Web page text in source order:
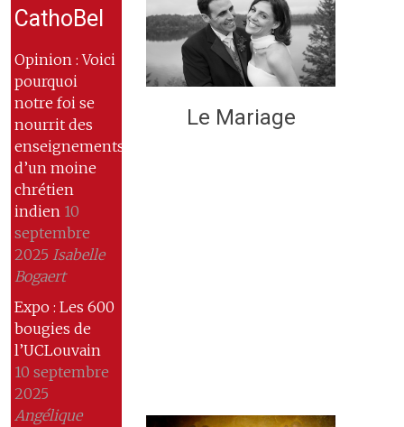
CathoBel
Opinion : Voici
pourquoi
notre foi se
nourrit des
enseignements
d’un moine
chrétien
indien 10
septembre
2025 Isabelle
Bogaert
Expo : Les 600
bougies de
l’UCLouvain
10 septembre
2025
Angélique
Le Mariage